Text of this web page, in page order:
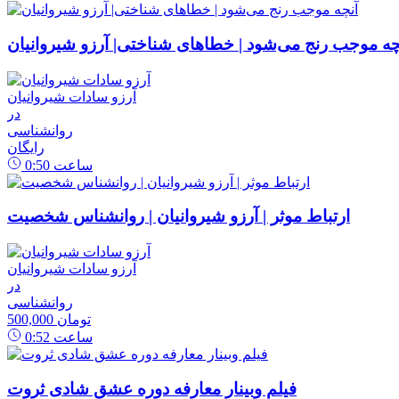
موجب رنج می‌شود | خطاهای شناختی| آرزو شیروانیان
آرزو سادات شیروانیان
در
روانشناسی
رایگان
0:50 ساعت
ارتباط موثر | آرزو شیروانیان | روانشناس شخصیت
آرزو سادات شیروانیان
در
روانشناسی
500,000 تومان
0:52 ساعت
فیلم وبینار معارفه دوره عشق شادی ثروت